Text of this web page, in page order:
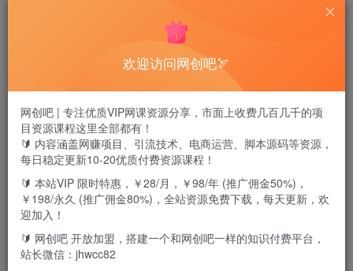
课程大纲：
抖音怎么做定位
欢迎访问网创吧🏹
网创吧 | 专注优质VIP网课资源分享，市面上收费几百几千的项
目资源课程这里全部都有！
🔰 内容涵盖网赚项目、引流技术、电商运营、脚本源码等资源，
每日稳定更新10-20优质付费资源课程！
🔰 本站VIP 限时特惠，￥28/月，￥98/年 (推广佣金50%)，
￥198/永久 (推广佣金80%)，全站资源免费下载，每天更新，欢
迎加入！
🔰 网创吧 开放加盟，搭建一个和网创吧一样的知识付费平台，
站长微信：jhwcc82